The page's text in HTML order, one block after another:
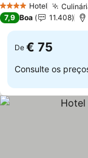
4 EstrelasHotel
7,9 Boa 11.408
De € 75
Consulte os